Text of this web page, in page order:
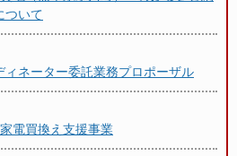
ついて
ィネーター委託業務プロポーザル
電買換え支援事業